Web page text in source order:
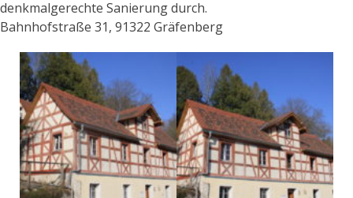
denkmalgerechte Sanierung durch.
Bahnhofstraße 31, 91322 Gräfenberg